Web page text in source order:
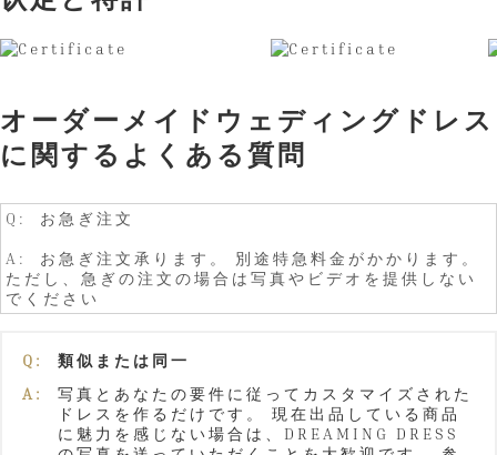
オーダーメイドウェディングドレス
に関するよくある質問
Q: お急ぎ注文
A: お急ぎ注文承ります。 別途特急料金がかかります。
ただし、急ぎの注文の場合は写真やビデオを提供しない
でください
Q:
類似または同一
A:
写真とあなたの要件に従ってカスタマイズされた
ドレスを作るだけです。 現在出品している商品
に魅力を感じない場合は、DREAMING DRESS